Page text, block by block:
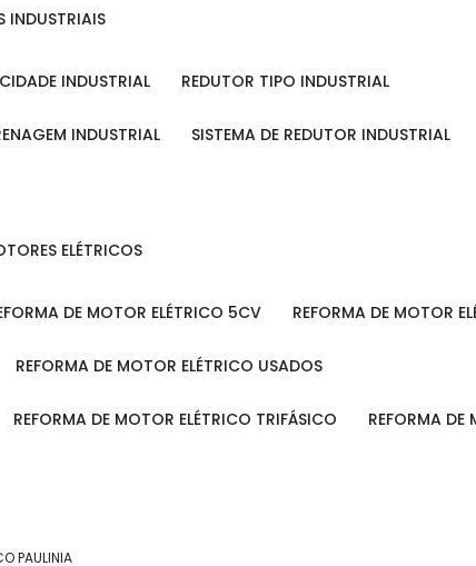
INDUSTRIAIS
INDUSTRIAL REDUTOR TIPO INDUSTRIAL
INDUSTRIAL SISTEMA DE REDUTOR INDUSTRIAL
ELÉTRICOS
DE MOTOR ELÉTRICO 5CV REFORMA DE MOTOR
REFORMA DE MOTOR ELÉTRICO USADOS
REFORMA DE MOTOR ELÉTRICO TRIFÁSICO REFORMA
PAULINIA